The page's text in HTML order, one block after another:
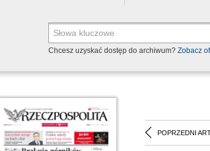
Chcesz uzyskać dostęp do archiwum? Zobacz
POPRZEDNI